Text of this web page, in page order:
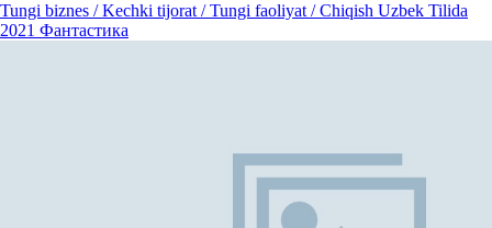
Tungi biznes / Kechki tijorat / Tungi faoliyat / Chiqish Uzbek Tilida
2021 Фантастика